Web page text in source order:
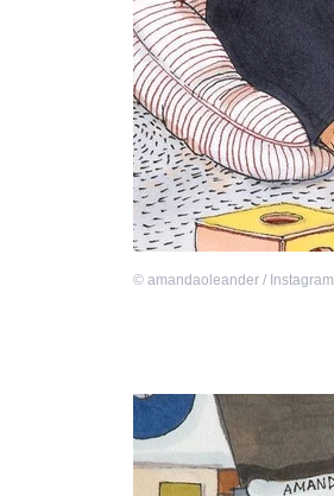
© amandaoleander / Instagram